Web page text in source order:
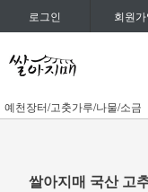
로그인 회원
예천장터/고춧가루/나물/소금
쌀아지매 국산 고